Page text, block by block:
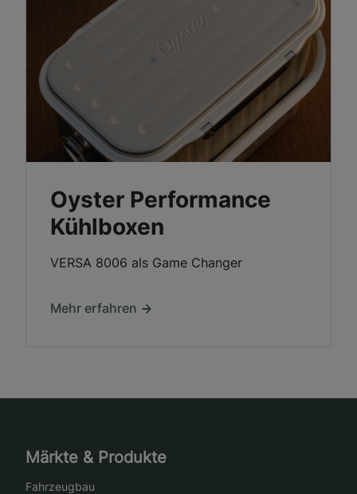
Oyster Performance
Kühlboxen
VERSA 8006 als Game Changer
Mehr erfahren
Märkte & Produkte
Fahrzeugbau